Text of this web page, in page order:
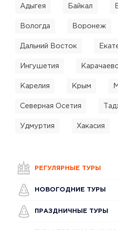
Адыгея Байкал
Вологда Воронеж
Дальний Восток
Ингушетия
Карелия Крым
Северная Осетия
Удмуртия Хакасия
РЕГУЛЯРНЫЕ ТУРЫ
НОВОГОДНИЕ ТУРЫ
ПРАЗДНИЧНЫЕ ТУРЫ